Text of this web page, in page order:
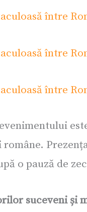
române.
o pauză de
suceveni și